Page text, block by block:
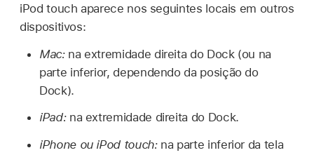
iPod touch aparece nos seguintes locais em outros
dispositivos:
Mac: na extremidade direita do Dock (ou na
parte inferior, dependendo da posição do
Dock).
iPad: na extremidade direita do Dock.
iPhone ou iPod touch: na parte inferior da tela